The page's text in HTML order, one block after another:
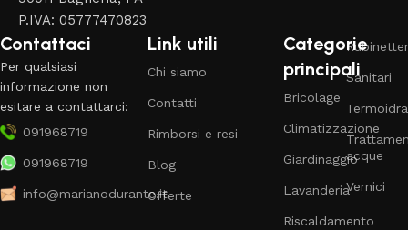
P.IVA: 05777470823
Contattaci
Per qualsiasi
informazione non
esitare a contattarci:
091968719
091968719
info@marianodurante.it
Link utili
Chi siamo
Contatti
Rimborsi e resi
Blog
Offerte
Categorie
principali
Bricolage
Climatizzazione
Giardinaggio
Lavanderia
Riscaldamento
Sanitari
acque
Vernici